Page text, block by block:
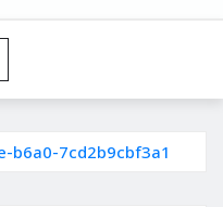
b6a0-7cd2b9cbf3a1